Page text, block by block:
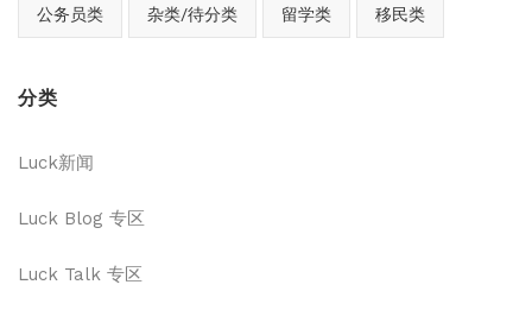
公务员类 杂类/待分类 留学类 移民类
分类
Luck新闻
Luck Blog 专区
Luck Talk 专区